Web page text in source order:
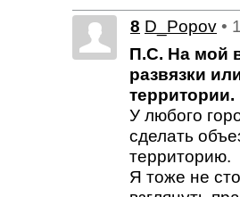
8 D_Popov •
П.С. На мой
развязки
территории.
У любого
сделать
территорию.
Я тоже не